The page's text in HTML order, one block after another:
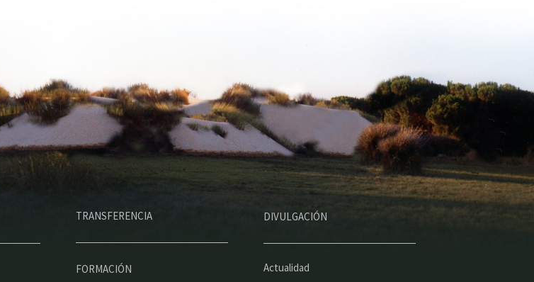
TRANSFERENCIA
FORMACIÓN
DIVULGACIÓN
Actualidad